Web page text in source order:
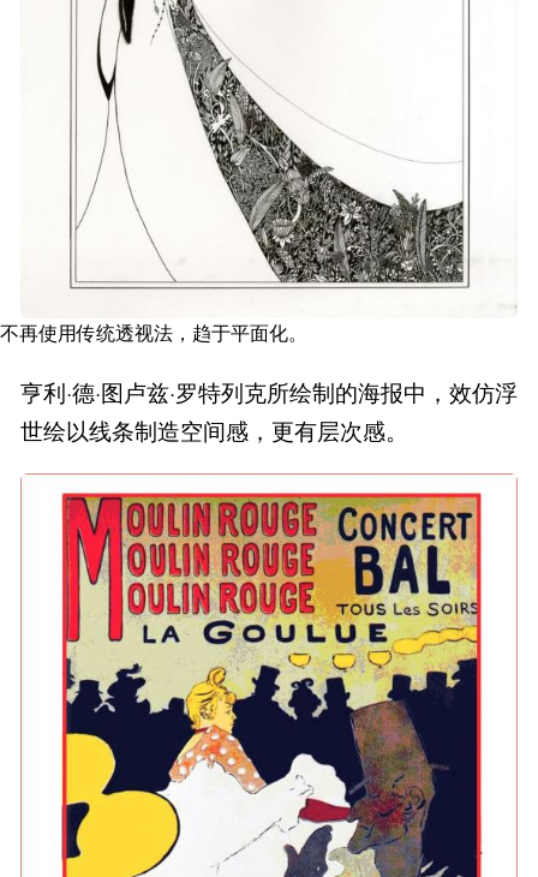
不再使用传统透视法，趋于平面化。
亨利·德·图卢兹·罗特列克所绘制的海报中，效仿浮
世绘以线条制造空间感，更有层次感。